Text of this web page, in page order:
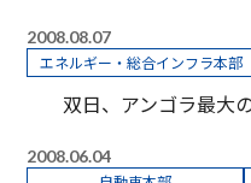
2008.08.07
エネルギー・総合インフラ本部
双日、アンゴラ最大
2008.06.04